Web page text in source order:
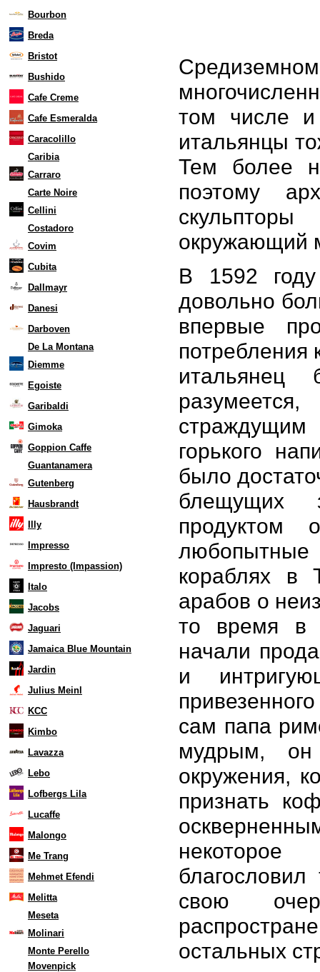
Bourbon
Breda
Bristot
Bushido
Cafe Creme
Cafe Esmeralda
Caracolillo
Caribia
Carraro
Carte Noire
Cellini
Costadoro
Covim
Cubita
Dallmayr
Danesi
Darboven
De La Montana
Diemme
Egoiste
Garibaldi
Gimoka
Goppion Caffe
Guantanamera
Gutenberg
Hausbrandt
Illy
Impresso
Impresto (Impassion)
Italo
Jacobs
Jaguari
Jamaica Blue Mountain
Jardin
Julius Meinl
KCC
Kimbo
Lavazza
Lebo
Lofbergs Lila
Lucaffe
Malongo
Me Trang
Mehmet Efendi
Melitta
Meseta
Molinari
Monte Perello
Movenpick
том числе и
итальянцы
Тем более
поэтому
окружающий
В 1592 году
довольно
впервые
потребления
страждущим
горького
было
блещущих
продуктом
кораблях в
арабов о
то время в
начали
и
сам папа
мудрым, он
окружения,
признать
свою
остальных